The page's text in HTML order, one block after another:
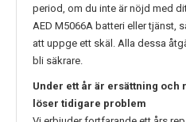
period, om du inte är nöjd med
AED M5066A batteri eller tjänst,
att uppge ett skäl. Alla dessa
bli säkrare.
Under ett år är ersättning
löser tidigare problem